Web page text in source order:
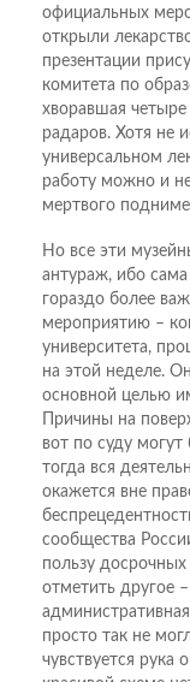
официальных
открыли
презентации
комитета по
хворавшая четыре
радаров. Хотя не
универсальном
работу можно и
мертвого
Но все эти
антураж, ибо
гораздо более
мероприятию –
университета,
на этой неделе.
основной целью
Причины на
вот по суду
тогда вся
окажется вне
сообщества
пользу
отметить другое
просто так не
чувствуется рука